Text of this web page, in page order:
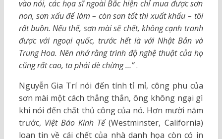
vào nói, các họa sĩ ngoài Bắc hiện chỉ mua được sơn
non, sơn xấu để làm – còn sơn tốt thì xuất khẩu – tôi
rất buồn. Nếu thế, sơn mài sẽ chết, không cạnh tranh
được với ngoại quốc, trước hết là với Nhật Bản và
Trung Hoa. Nên nhớ rằng trình độ nghệ thuật của họ
cũng rất cao, ta phải dè chừng …”.
Nguyễn Gia Trí nói đến tính tỉ mỉ, công phu của
sơn mài một cách thẳng thắn, ông không ngại gì
khi nói đến chất thủ công của nó. Hơn mười năm
trước, Việt Báo Kinh Tế(Westminster, California)
loan tin về cái chết của nhà danh họa còn có in